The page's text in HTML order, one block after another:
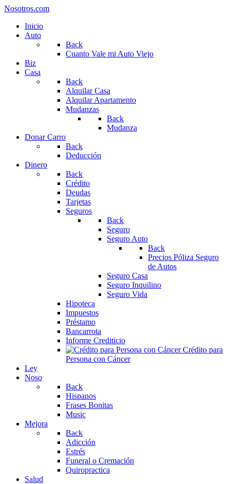
Nosotros.com
Inicio
Auto
Back
Cuanto Vale mi Auto Viejo
Biz
Casa
Back
Alquilar Casa
Alquilar Apartamento
Mudanzas
Back
Mudanza
Donar Carro
Back
Deducción
Dinero
Back
Crédito
Deudas
Tarjetas
Seguros
Back
Seguro
Seguro Auto
Back
Precios Póliza Seguro
de Autos
Seguro Casa
Seguro Inquilino
Seguro Vida
Hipoteca
Impuestos
Préstamo
Bancarrota
Informe Crediticio
Crédito para
Persona con Cáncer
Ley
Noso
Back
Hispanos
Frases Bonitas
Music
Mejora
Back
Adicción
Estrés
Funeral o Cremación
Quiropractica
Salud